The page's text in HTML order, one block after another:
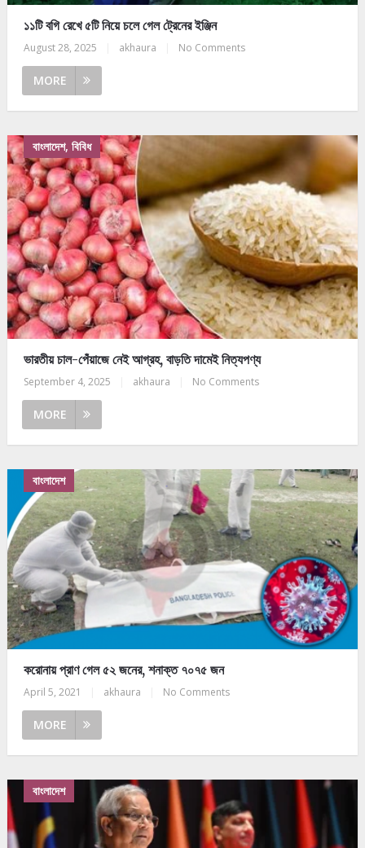
১১টি বগি রেখে ৫টি নিয়ে চলে গেল ট্রেনের ইঞ্জিন
August 28, 2025 akhaura No Comments
MORE
বাংলাদেশ, বিবিধ
ভারতীয় চাল-পেঁয়াজে নেই আগ্রহ, বাড়তি দামেই নিত্যপণ্য
September 4, 2025 akhaura No Comments
MORE
বাংলাদেশ
করোনায় প্রাণ গেল ৫২ জনের, শনাক্ত ৭০৭৫ জন
April 5, 2021 akhaura No Comments
MORE
বাংলাদেশ